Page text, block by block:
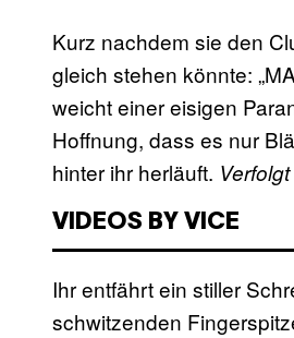
Kurz nachdem sie den
gleich stehen könnte:
weicht einer eisigen
Hoffnung, dass es nur
hinter ihr herläuft.
VIDEOS BY VICE
Ihr entfährt ein stiller
schwitzenden